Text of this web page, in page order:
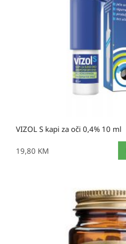
VIZOL S kapi za oči 0,4% 10 ml
19,80 KM